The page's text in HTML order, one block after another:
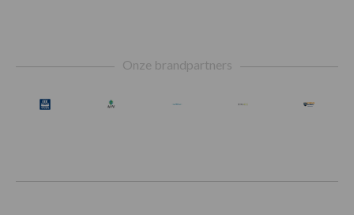
Onze brandpartners